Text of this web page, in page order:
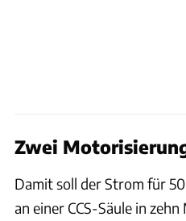
Zwei
Damit soll der Strom für
an einer CCS-Säule in